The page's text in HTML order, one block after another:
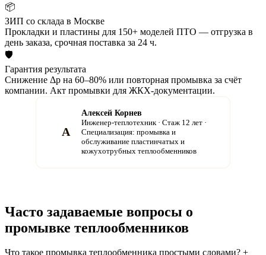
📦
ЗИП со склада в Москве
Прокладки и пластины для 150+ моделей ПТО — отгрузка в
день заказа, срочная поставка за 24 ч.
🛡
Гарантия результата
Снижение Δp на 60–80% или повторная промывка за счёт
компании. Акт промывки для ЖКХ-документации.
А
Алексей Корнев
Инженер-теплотехник · Стаж 12 лет ·
Специализация: промывка и
обслуживание пластинчатых и
кожухотрубных теплообменников
Часто задаваемые вопросы о
промывке теплообменников
Что такое промывка теплообменника простыми словами? +